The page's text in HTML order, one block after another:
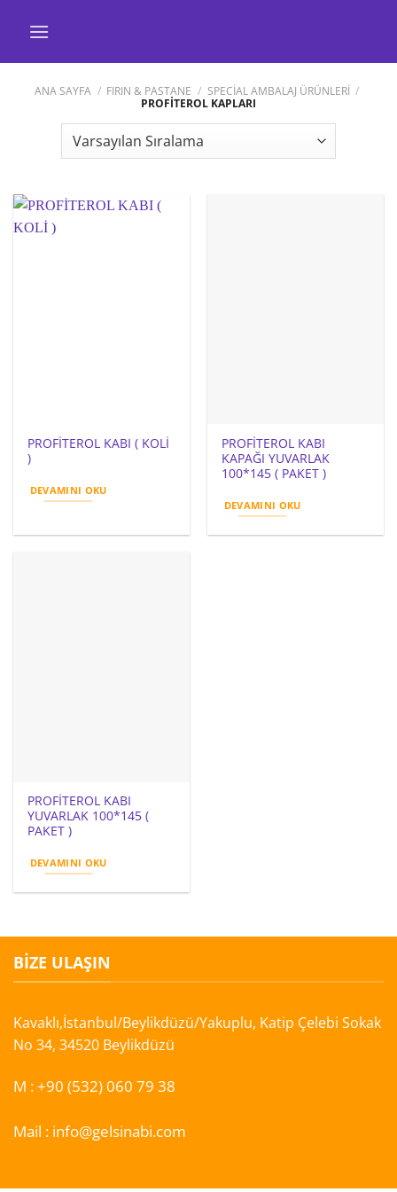
ANA SAYFA / FIRIN & PASTANE / SPECİAL AMBALAJ ÜRÜNLERİ /
PROFİTEROL KAPLARI
PROFİTEROL KABI ( KOLİ
)
DEVAMINI OKU
PROFİTEROL KABI
KAPAĞI YUVARLAK
100*145 ( PAKET )
DEVAMINI OKU
PROFİTEROL KABI
YUVARLAK 100*145 (
PAKET )
DEVAMINI OKU
BIZE ULAŞIN
Kavaklı,İstanbul/Beylikdüzü/Yakuplu, Katip Çelebi Sokak
No 34, 34520 Beylikdüzü
M :+90 (532) 060 79 38
Mail : info@gelsinabi.com